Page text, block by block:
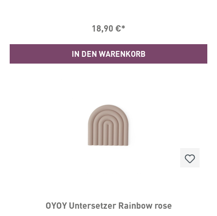
Pflanze oder auch einer Glasglocke drauf.Es gibt ihn
Gitter in der MitteVariante 2: Blume in der
MitteMaterial: Eisen Maße: 17 cm x 2 cm Wir
empfehlen zur Reinigung ein leicht feuchtes Tuch
18,90 €*
IN DEN WARENKORB
OYOY Untersetzer Rainbow rose